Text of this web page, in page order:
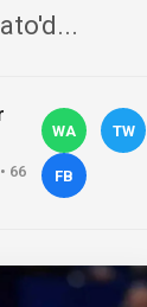
66
WA TW
FB